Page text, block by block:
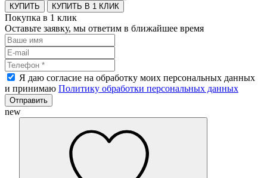
КУПИТЬ В 1 КЛИК
Покупка в 1 клик
Оставьте заявку, мы ответим в ближайшее время
Я даю согласие на обработку моих персональных данных
и принимаю Политику обработки персональных данных
Отправить
new